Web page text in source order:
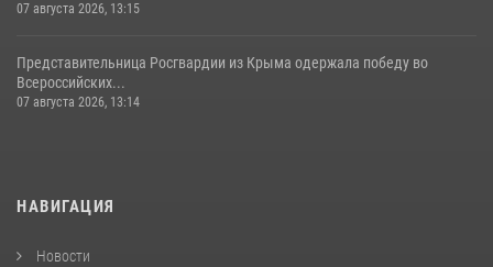
07 августа 2026, 13:15
Представительница Росгвардии из Крыма одержала победу во
Всероссийских...
07 августа 2026, 13:14
НАВИГАЦИЯ
Новости